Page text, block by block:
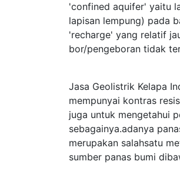
'confined aquifer' yaitu
lapisan lempung) pada
'recharge' yang relatif
bor/pengeboran tidak
Jasa Geolistrik Kelapa
mempunyai kontras
juga untuk mengetahui
sebagainya.adanya
merupakan salahsatu
sumber panas bumi